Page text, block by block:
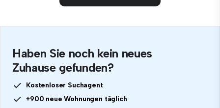
Haben Sie noch kein neues
Zuhause gefunden?
Kostenloser Suchagent
+900 neue Wohnungen täglich